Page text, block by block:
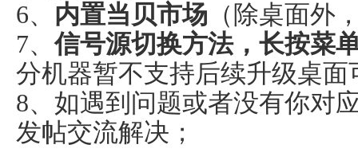
6、 内置当贝市场 （除桌面外
7、信号源切换方法，长按菜
分机器暂不支持后续升级桌
8、如遇到问题或者没有你对
发帖交流解决；